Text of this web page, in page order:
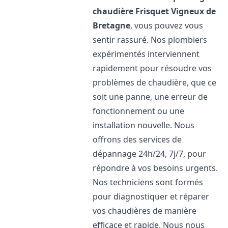
chaudière FrisquetVigneux de
Bretagne, vous pouvez vous
sentir rassuré. Nos plombiers
expérimentés interviennent
rapidement pour résoudre vos
problèmes de chaudière, que ce
soit une panne, une erreur de
fonctionnement ou une
installation nouvelle. Nous
offrons des services de
dépannage 24h/24, 7j/7, pour
répondre à vos besoins urgents.
Nos techniciens sont formés
pour diagnostiquer et réparer
vos chaudières de manière
efficace et rapide. Nous nous